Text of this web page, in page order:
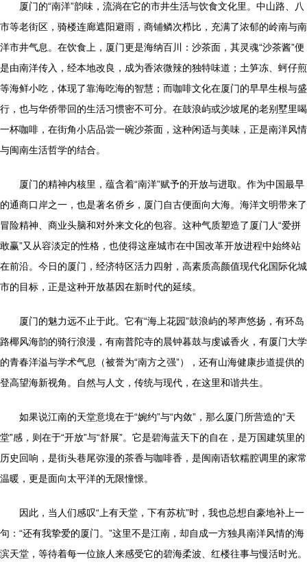
厦门的“南洋”韵味，流淌在它的市井生活与饮食文化里。中山路、八
市等老街区，骑楼连廊遮阳避雨，商铺鳞次栉比，充满了浓郁的岭南与南
洋市井气息。在饮食上，厦门更是海纳百川：沙茶面，其灵魂“沙茶酱”便
是由南洋传入，经本地改良，成为香浓微辣的独特味道；土笋冻、蚵仔煎
等海鲜小吃，体现了靠海吃海的智慧；而咖啡文化在厦门的早早生根与盛
行，也与华侨带回的生活习惯密不可分。在鼓浪屿或沙坡尾的老别墅里喝
一杯咖啡，在街角小店品尝一碗沙茶面，这种闲适与美味，正是南洋风情
与闽南生活哲学的结合。
厦门的精神内核里，蕴含着“南洋”赋予的开放与进取。作为中国最早
的通商口岸之一，也是著名侨乡，厦门自古便面向大海。海洋文明带来了
冒险精神、商业头脑和对外来文化的包容。这种气质塑造了厦门人“爱拼
敢赢”又从容淡定的性格，也使得这座城市在中国改革开放进程中始终站
在前沿。今日的厦门，经济特区活力四射，高素质高颜值现代化国际化城
市的目标，正是这种开放基因在新时代的延续。
厦门的魅力远不止于此。它有“海上花园”鼓浪屿的琴声悠扬，有环岛
路椰风海韵的骑行浪漫，有南普陀寺的晨钟暮鼓与虔诚香火，有厦门大学
的青春洋溢与学术气息（被誉为“南方之强”），还有山海健康步道提供的
登高望海新视角。自然与人文，传统与现代，在这里和谐共生。
如果说江南的天堂意境在于“婉约”与“内敛”，那么厦门所营造的“天
堂”感，则在于“开放”与“舒展”。它是碧海蓝天下的自在，是万国建筑里的
历史回响，是街头巷尾弥漫的茶香与咖啡香，是闽南语软糯腔调里的家常
温暖，更是面向太平洋的无限憧憬。
因此，当人们感叹“上有天堂，下有苏杭”时，我也总想自豪地补上一
句：“还有我挚爱的厦门。”这里不是江南，却自成一方独具南洋风情的海
滨天堂，等待着每一位旅人来感受它的碧海柔波、红楼往事与慢活时光。